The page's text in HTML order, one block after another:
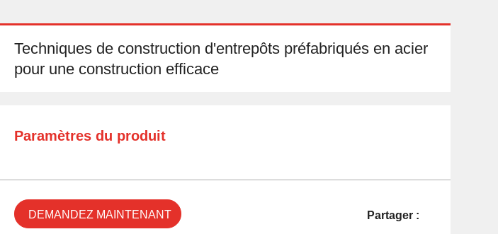
Techniques de construction d'entrepôts préfabriqués en acier
pour une construction efficace
Paramètres du produit
DEMANDEZ MAINTENANT Partager :